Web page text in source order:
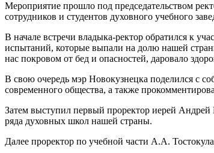
Мероприятие прошло под председательством
сотрудников и студентов духовного учебного
В начале встречи владыка-ректор обратился к
испытаний, которые выпали на долю нашей
нас покровом от бед и опасностей, даровало
В свою очередь мэр Новокузнецка поделился с
современного общества, а также
Затем выступил первый проректор иерей
ряда духовных школ нашей страны.
Далее проректор по учебной части А.А.